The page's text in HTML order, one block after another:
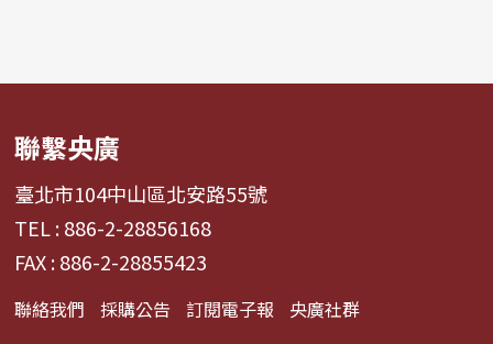
聯繫央廣
臺北市104中山區北安路55號
TEL : 886-2-28856168
FAX : 886-2-28855423
聯絡我們 採購公告 訂閱電子報 央廣社群